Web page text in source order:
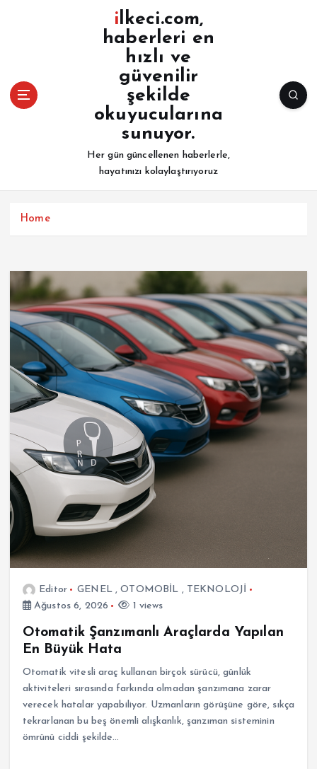
ilkeci.com,
haberleri en
hızlı ve
güvenilir
şekilde
okuyucularına
sunuyor.
Her gün güncellenen haberlerle,
hayatınızı kolaylaştırıyoruz
Home
Editor GENEL,OTOMOBİL , TEKNOLOJİ
Ağustos 6, 2026
1 views
Otomatik Şanzımanlı Araçlarda Yapılan
En Büyük Hata
Otomatik vitesli araç kullanan birçok sürücü, günlük
aktiviteleri sırasında farkında olmadan şanzımana zarar
verecek hatalar yapabiliyor. Uzmanların görüşüne göre, sıkça
tekrarlanan bu beş önemli alışkanlık, şanzıman sisteminin
ömrünü ciddi şekilde…